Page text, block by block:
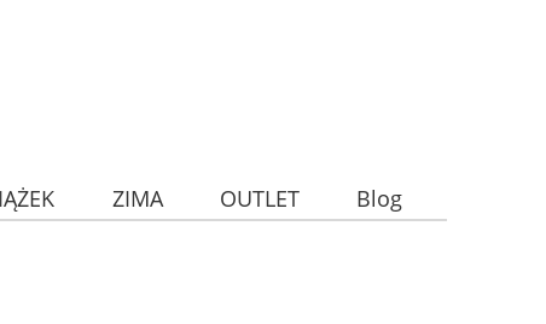
ZIMA OUTLET
Blog